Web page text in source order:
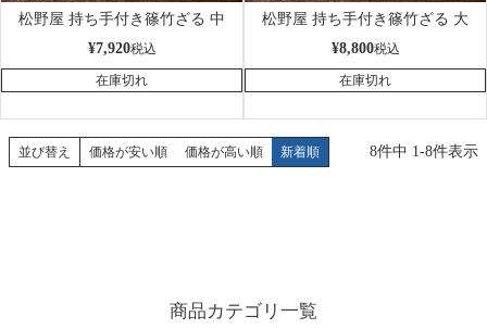
松野屋 持ち手付き篠竹ざる 中
¥7,920税込
在庫切れ
松野屋 持ち手付き篠竹ざる 大
¥8,800税込
在庫切れ
並び替え 価格が安い順 価格が高い順 新着順 8件中 1-8件表示
商品カテゴリ一覧